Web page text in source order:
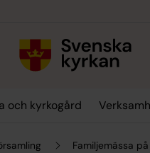
och kyrkogård
Familjemässa